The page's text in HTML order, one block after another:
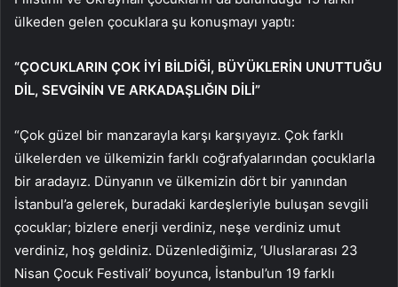
ülkeden gelen çocuklara şu konuşmayı yaptı:
“ÇOCUKLARIN ÇOK İYİ BİLDİĞİ, BÜYÜKLERİN UNUTTUĞU
DİL, SEVGİNİN VE ARKADAŞLIĞIN DİLİ”
“Çok güzel bir manzarayla karşı karşıyayız. Çok farklı
ülkelerden ve ülkemizin farklı coğrafyalarından çocuklarla
bir aradayız. Dünyanın ve ülkemizin dört bir yanından
İstanbul’a gelerek, buradaki kardeşleriyle buluşan sevgili
çocuklar; bizlere enerji verdiniz, neşe verdiniz umut
verdiniz, hoş geldiniz. Düzenlediğimiz, ‘Uluslararası 23
Nisan Çocuk Festivali’ boyunca, İstanbul’un 19 farklı